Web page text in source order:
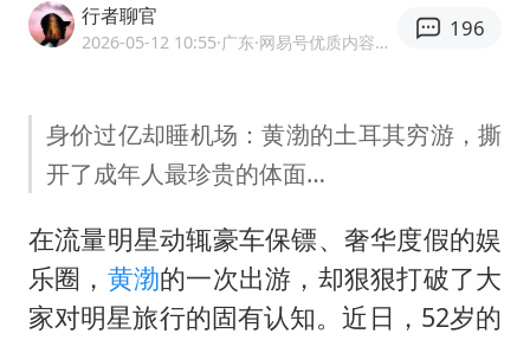
台当局重金为“台独”织“皇帝新衣”
老挝国会主席赛宋蓬逝世
白海豚将正面袭击贯穿浙江
酒店回应车内过夜被收150元
杭州全市有序停课
商场现钱学森巨幅海报 负责人回应
行者聊官
2026-05-12 10:55·广东 ·网易号优质内容创作者
196
身价过亿却睡机场：黄渤的土耳其穷游，撕
开了成年人最珍贵的体面…
在流量明星动辄豪车保镖、奢华度假的娱
乐圈， 黄渤的一次出游，却狠狠打破了大
家对明星旅行的固有认知。近日，52岁的